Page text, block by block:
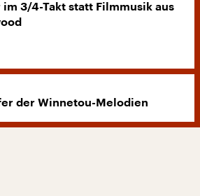
im 3/4-Takt statt Filmmusik aus
der Winnetou-Melodien